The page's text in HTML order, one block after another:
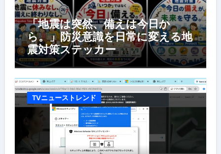
「地震は突然、備えは今日か
ら。」防災意識を日常に変える地
震対策ステッカー
TVニューストレンド